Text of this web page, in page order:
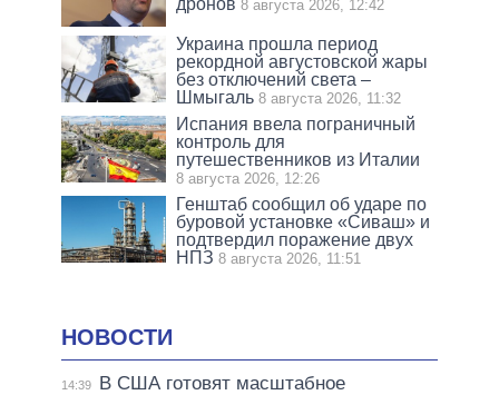
дронов 8 августа 2026, 12:42
Украина прошла период
рекордной августовской жары
без отключений света –
Шмыгаль 8 августа 2026, 11:32
Испания ввела пограничный
контроль для
путешественников из Италии
8 августа 2026, 12:26
Генштаб сообщил об ударе по
буровой установке «Сиваш» и
подтвердил поражение двух
НПЗ 8 августа 2026, 11:51
НОВОСТИ
14:39
В США готовят масштабное